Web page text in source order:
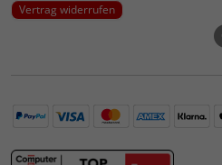
Vertrag widerrufen